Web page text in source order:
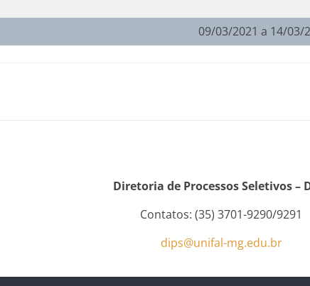
09/03/2021 a 14/03/
Diretoria de Processos Seletivos –
Contatos: (35) 3701-9290/9291
dips@unifal-mg.edu.br